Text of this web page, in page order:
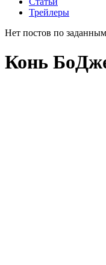
Трейлеры
Нет постов по
Конь